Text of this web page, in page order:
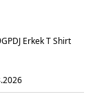
Erkek T Shirt